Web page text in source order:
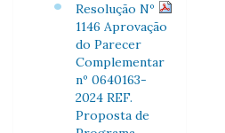
Resolução Nº
1146 Aprovação
do Parecer
Complementar
nº 0640163-
2024 REF.
Proposta de